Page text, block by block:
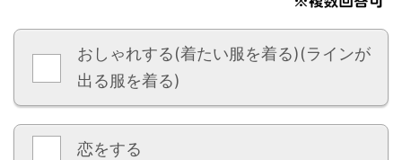
おしゃれする(着たい服を着る)(ラインが
出る服を着る)
恋をする